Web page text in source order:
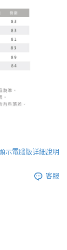
示電腦版詳細說明
客服